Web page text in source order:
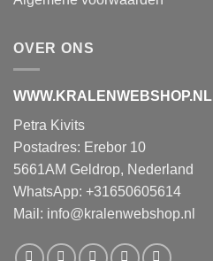
OVER ONS
WWW.KRALENWEBSHOP.NL
Petra Kivits
Postadres: Erebor 10
5661AM Geldrop, Nederland
WhatsApp: +31650605614
Mail: info@kralenwebshop.nl